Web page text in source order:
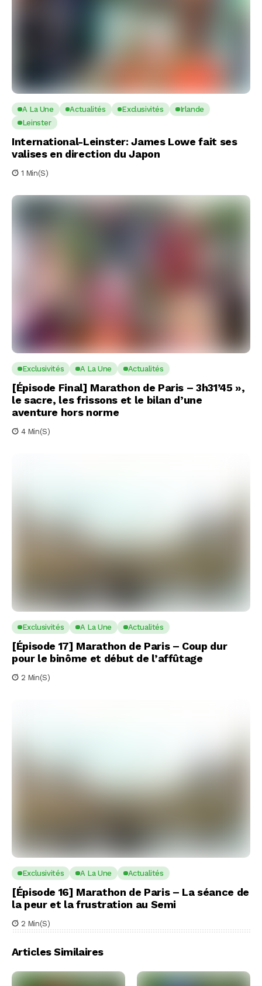
A La Une Actualités Exclusivités
Irlande
Leinster
International-Leinster: James Lowe fait ses
valises en direction du Japon
1 Min(s)
Exclusivités A La Une Actualités
[Épisode Final] Marathon de Paris – 3h31’45 »,
le sacre, les frissons et le bilan d’une
aventure hors norme
4 Min(s)
Exclusivités A La Une Actualités
[Épisode 17] Marathon de Paris – Coup dur
pour le binôme et début de l’affûtage
2 Min(s)
Exclusivités A La Une Actualités
[Épisode 16] Marathon de Paris – La séance de
la peur et la frustration au Semi
2 Min(s)
Articles Similaires